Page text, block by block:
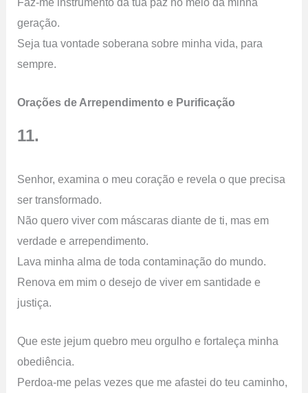
geração.
Seja tua vontade soberana sobre minha vida, para
sempre.
Orações de Arrependimento e Purificação
11.
Senhor, examina o meu coração e revela o que precisa
ser transformado.
Não quero viver com máscaras diante de ti, mas em
verdade e arrependimento.
Lava minha alma de toda contaminação do mundo.
Renova em mim o desejo de viver em santidade e
justiça.
Que este jejum quebro meu orgulho e fortaleça minha
obediência.
Perdoa-me pelas vezes que me afastei do teu caminho,